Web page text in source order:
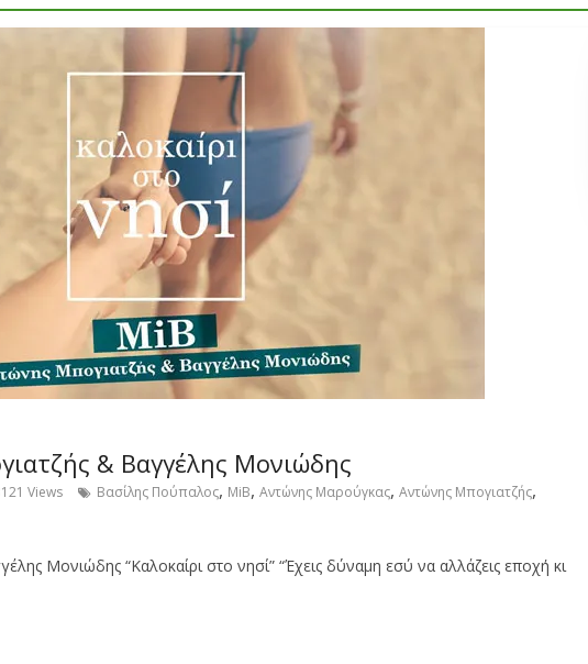
& Βαγγέλης Μονιώδης
Views Bασίλης Πούπαλος, MiB, Αντώνης Μαρούγκας, Αντώνης Μπογιατζής,
Μονιώδης “Καλοκαίρι στο νησί” “Έχεις δύναμη εσύ να αλλάζεις εποχή κι